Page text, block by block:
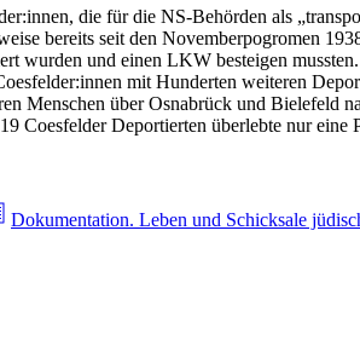
die für die NS-Behörden als
bereits seit den Novemberpogromen
und einen LKW besteigen
mit Hunderten weiteren
Menschen über Osnabrück und Bielefeld
Coesfelder Deportierten überlebte nur eine
Dokumentation. Leben und Schicksale